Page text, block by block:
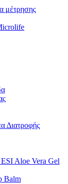
μέτρησης
Διατροφής
Aloe Vera Gel
Balm